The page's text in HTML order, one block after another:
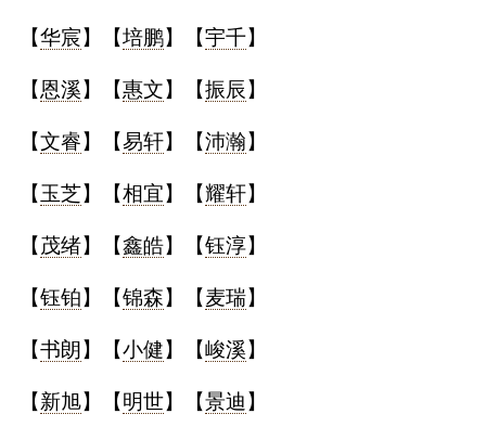
取
名
字
典
【华宸】【培鹏】【宇千】
【恩溪】【惠文】【振辰 】
【文睿】【易轩】【沛瀚】
【玉芝】【相宜】【耀轩】
【茂绪】【鑫皓】【钰淳】
【钰铂】【锦森】【麦瑞】
【书朗 】【小健】【峻溪】
【新旭】【明世】【景迪 】